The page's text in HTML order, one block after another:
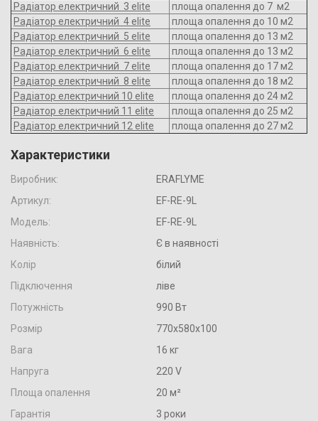
Радіатор електричний 3 elite
площа опалення до 7 м2
Радіатор електричний 4 elite
площа опалення до 10 м2
Радіатор електричний 5 elite
площа опалення до 13 м2
Радіатор електричний 6 elite
площа опалення до 13 м2
Радіатор електричний 7 elite
площа опалення до 17 м2
Радіатор електричний 8 elite
площа опалення до 18 м2
Радіатор електричний 10 elite
площа опалення до 24 м2
Радіатор електричний 11 elite
площа опалення до 25 м2
Радіатор електричний 12 elite
площа опалення до 27 м2
Характеристики
Виробник:
ERAFLYME
Артикул:
EF-RE-9L
Модель:
EF-RE-9L
Наявність:
Є в наявності
Колір
білий
Підключення
ліве
Потужність
990 Вт
Розмір
770х580х100
Вага
16 кг
Напруга
220 V
Площа опалення
20 м²
Гарантія
3 роки